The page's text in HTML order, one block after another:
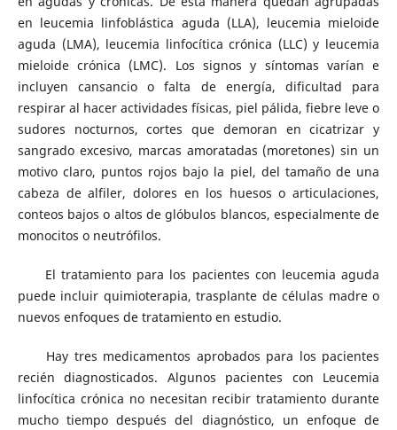
en leucemia linfoblástica aguda (LLA), leucemia mieloide
aguda (LMA), leucemia linfocítica crónica (LLC) y leucemia
mieloide crónica (LMC). Los signos y síntomas varían e
incluyen cansancio o falta de energía, dificultad para
respirar al hacer actividades físicas, piel pálida, fiebre leve o
sudores nocturnos, cortes que demoran en cicatrizar y
sangrado excesivo, marcas amoratadas (moretones) sin un
motivo claro, puntos rojos bajo la piel, del tamaño de una
cabeza de alfiler, dolores en los huesos o articulaciones,
conteos bajos o altos de glóbulos blancos, especialmente de
monocitos o neutrófilos.
El tratamiento para los pacientes con leucemia aguda
puede incluir quimioterapia, trasplante de células madre o
nuevos enfoques de tratamiento en estudio.
Hay tres medicamentos aprobados para los pacientes
recién diagnosticados. Algunos pacientes con Leucemia
linfocítica crónica no necesitan recibir tratamiento durante
mucho tiempo después del diagnóstico, un enfoque de